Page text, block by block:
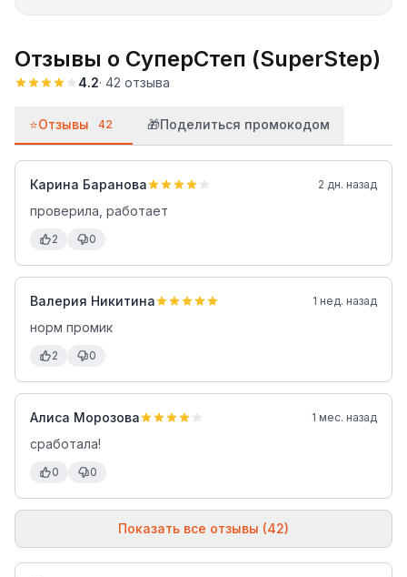
Отзывы о СуперСтеп (SuperStep)
4.2· 42 отзыва
⭐Отзывы 42 🎁Поделиться промокодом
Карина Баранова 2 дн. назад
проверила, работает
2 0
Валерия Никитина 1 нед. назад
норм промик
2 0
Алиса Морозова 1 мес. назад
сработала!
0 0
Показать все отзывы (42)